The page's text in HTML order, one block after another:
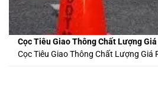
Cọc Tiêu Giao Thông Chất Lượng
Cọc Tiêu Giao Thông Chất Lượng Giá